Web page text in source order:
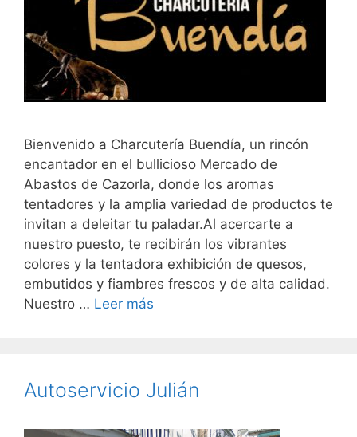
Bienvenido a Charcutería Buendía, un rincón
encantador en el bullicioso Mercado de
Abastos de Cazorla, donde los aromas
tentadores y la amplia variedad de productos te
invitan a deleitar tu paladar.Al acercarte a
nuestro puesto, te recibirán los vibrantes
colores y la tentadora exhibición de quesos,
embutidos y fiambres frescos y de alta calidad.
Nuestro … Leer más
Autoservicio Julián